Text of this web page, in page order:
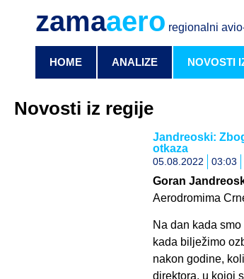
zamaaero regionalni
HOME ANALIZE NOVOSTI
Novosti iz regije
Jandreoski:
otkaza
05.08.2022 03:03
Goran
Aerodromima
Na dan kada
kada bilježimo
nakon godine,
direktora, u kojoj